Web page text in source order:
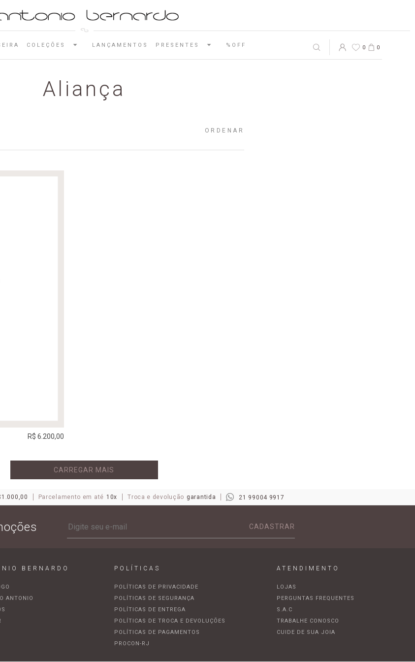
COLEÇÕES LANÇAMENTOS PRESENTES %OFF 0 0
Aliança
ORDENAR
R$ 6.200,00
CARREGAR MAIS
Parcelamento em até 10x Troca e devolução garantida 21 99004 9917
CADASTRAR
BERNARDO
ANTONIO
POLÍTICAS
POLÍTICAS DE PRIVACIDADE
POLÍTICAS DE SEGURANÇA
POLÍTICAS DE ENTREGA
POLÍTICAS DE TROCA E DEVOLUÇÕES
POLÍTICAS DE PAGAMENTOS
PROCON-RJ
ATENDIMENTO
LOJAS
PERGUNTAS FREQUENTES
S.A.C
TRABALHE CONOSCO
CUIDE DE SUA JOIA